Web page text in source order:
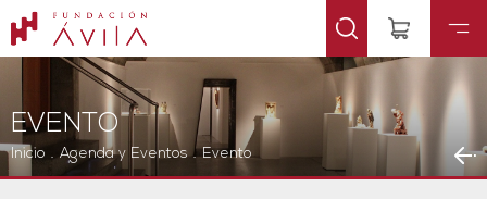
EVENTO
Inicio . Agenda y Eventos . Evento